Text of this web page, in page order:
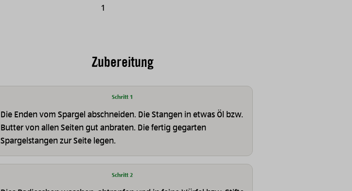
1
Zubereitung
Schritt 1
Die Enden vom Spargel abschneiden. Die Stangen in etwas Öl bzw.
Butter von allen Seiten gut anbraten. Die fertig gegarten
Spargelstangen zur Seite legen.
Schritt 2